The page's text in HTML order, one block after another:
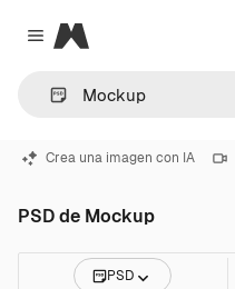
Close menu
Magnific
Crea una imagen con IA
PSD de Mockup
PSD